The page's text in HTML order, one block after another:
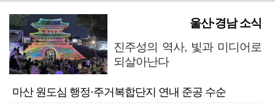
울산·경남 소식
진주성의 역사, 빛과 미디어로
되살아난다
마산 원도심 행정·주거복합단지 연내 준공 수순